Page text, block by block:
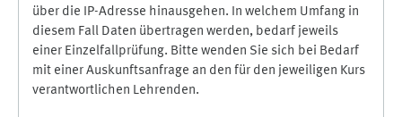
über die IP-Adresse hinausgehen. In welchem Umfang in
diesem Fall Daten übertragen werden, bedarf jeweils
einer Einzelfallprüfung. Bitte wenden Sie sich bei Bedarf
mit einer Auskunftsanfrage an den für den jeweiligen Kurs
verantwortlichen Lehrenden.